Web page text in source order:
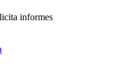
informes